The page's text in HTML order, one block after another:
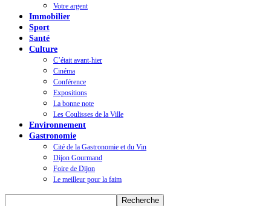
Votre argent
Immobilier
Sport
Santé
Culture
C’était avant-hier
Cinéma
Conférence
Expositions
La bonne note
Les Coulisses de la Ville
Environnement
Gastronomie
Cité de la Gastronomie et du Vin
Dijon Gourmand
Foire de Dijon
Le meilleur pour la faim